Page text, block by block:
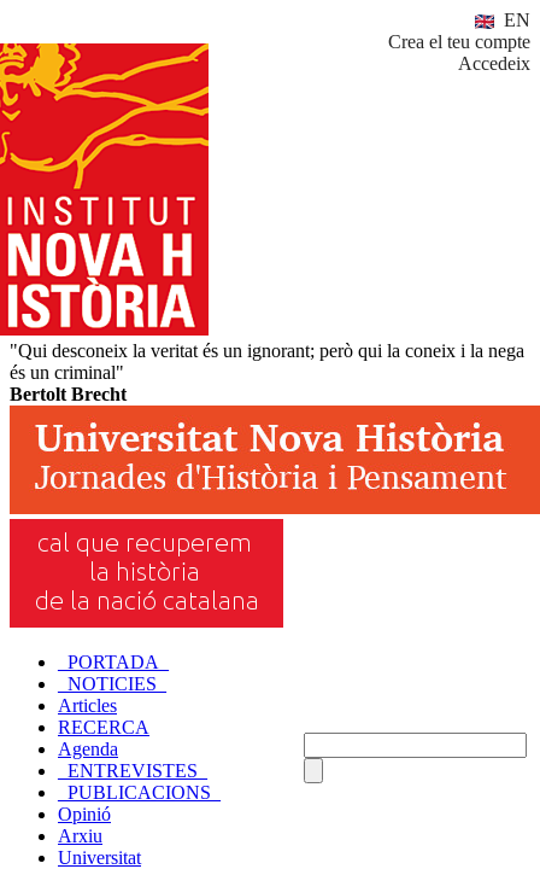
EN
Crea el teu compte
Accedeix
"Qui desconeix la veritat és un ignorant; però qui la coneix i la nega
és un criminal"
Bertolt Brecht
_PORTADA_
_NOTICIES_
Articles
RECERCA
Agenda
_ENTREVISTES_
_PUBLICACIONS_
Opinió
Arxiu
Universitat